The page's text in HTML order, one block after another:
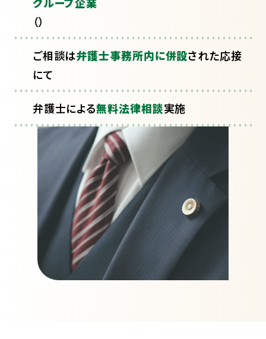
（）
ご相談は弁護士事務所内に併設された応接
にて
弁護士による無料法律相談実施